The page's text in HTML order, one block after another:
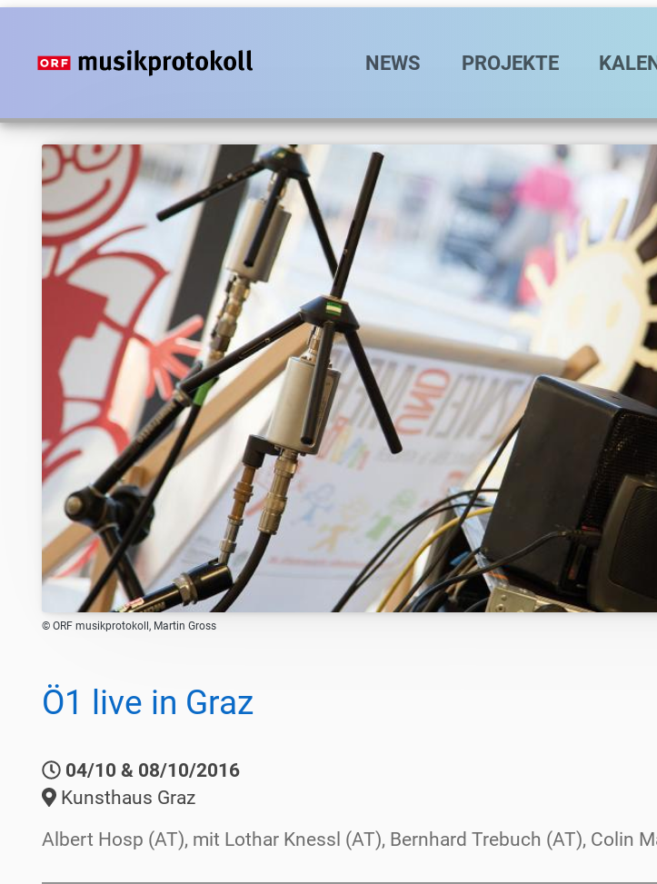
Direkt
Inhalt
Hauptnavigation
NEWS PROJEKTE
© ORF musikprotokoll, Martin Gross
Ö1 live in Graz
04/10 & 08/10/2016
Kunsthaus Graz
Albert Hosp (AT), mit Lothar Knessl (AT), Bernhard Trebuch (AT), Colin